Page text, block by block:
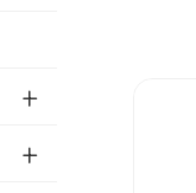
+
+